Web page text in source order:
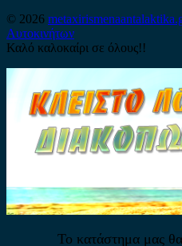
© 2026
Αυτοκινήτων
Καλό καλοκαίρι σε όλους!!
Το κατάστημα μας